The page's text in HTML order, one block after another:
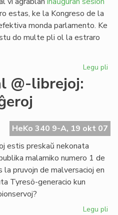
estas, ke la Kongreso de la
monda parlamento. Ke
do multe pli ol la estraro
Legu pli
de
@-librejoj:
HeKo 340 9-A, 19 okt 07
estis preskaŭ nekonata
malamiko numero 1 de
la pruvojn de malversacioj en
Tyresö-generacio kun
Legu pli